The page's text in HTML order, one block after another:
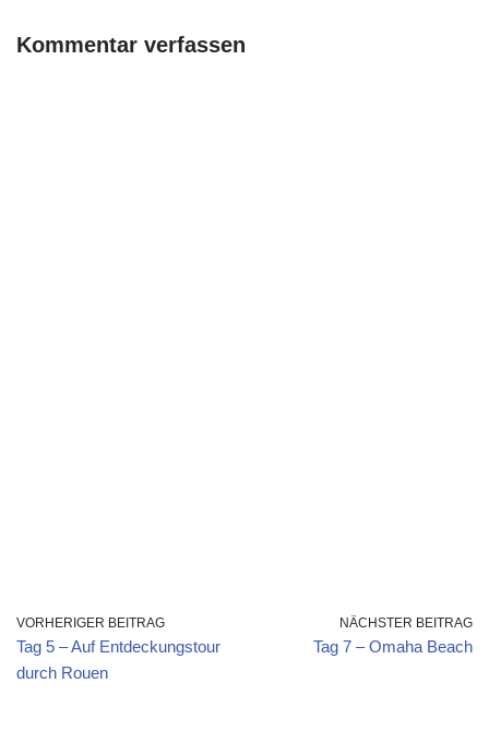
Kommentar verfassen
VORHERIGER BEITRAG
Tag 5 – Auf Entdeckungstour
durch Rouen
NÄCHSTER BEITRAG
Tag 7 – Omaha Beach